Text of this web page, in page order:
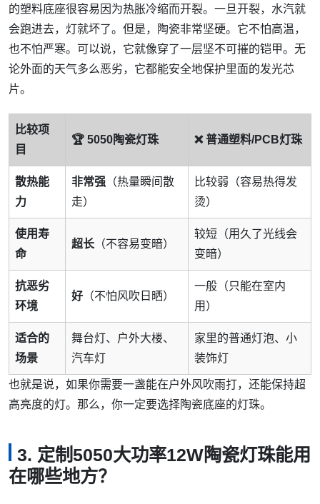
的塑料底座很容易因为热胀冷缩而开裂。一旦开裂，水汽就
会跑进去，灯就坏了。但是，陶瓷非常坚硬。它不怕高温，
也不怕严寒。可以说，它就像穿了一层坚不可摧的铠甲。无
论外面的天气多么恶劣，它都能安全地保护里面的发光芯
片。
比较项
目
🏆 5050陶瓷灯珠 ❌ 普通塑料/PCB灯珠
散热能
力
非常强 （热量瞬间散
走）
比较弱（容易热得发
烫）
使用寿
命
超长 （不容易变暗）
较短（用久了光线会
变暗）
抗恶劣
环境
好 （不怕风吹日晒）
一般（只能在室内
用）
适合的
场景
舞台灯、户外大楼、
汽车灯
家里的普通灯泡、小
装饰灯
也就是说，如果你需要一盏能在户外风吹雨打，还能保持超
高亮度的灯。那么，你一定要选择陶瓷底座的灯珠。
3. 定制5050大功率12W陶瓷灯珠能用
在哪些地方？